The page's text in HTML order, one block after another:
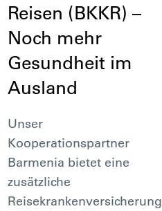
Reisen (BKKR) –
Noch mehr
Gesundheit im
Ausland
Unser
Kooperationspartner
Barmenia bietet eine
zusätzliche
Reisekrankenversicherung